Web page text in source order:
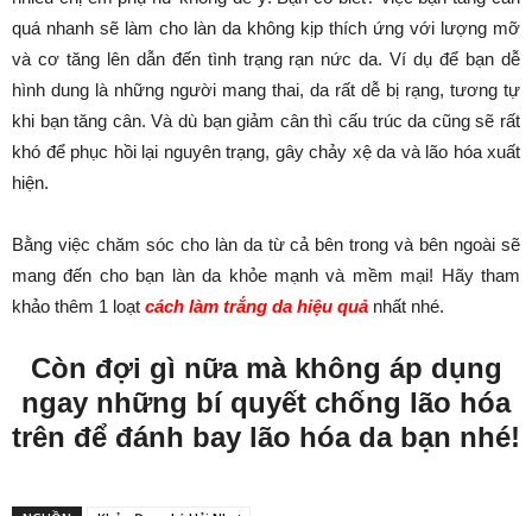
quá nhanh sẽ làm cho làn da không kịp thích ứng với lượng mỡ
và cơ tăng lên dẫn đến tình trạng rạn nức da. Ví dụ để bạn dễ
hình dung là những người mang thai, da rất dễ bị rạng, tương tự
khi bạn tăng cân. Và dù bạn giảm cân thì cấu trúc da cũng sẽ rất
khó để phục hồi lại nguyên trạng, gây chảy xệ da và lão hóa xuất
hiện.
Bằng việc chăm sóc cho làn da từ cả bên trong và bên ngoài sẽ
mang đến cho bạn làn da khỏe mạnh và mềm mại! Hãy tham
khảo thêm 1 loạt cách làm trắng da hiệu quả nhất nhé.
Còn đợi gì nữa mà không áp dụng
ngay những bí quyết chống lão hóa
trên để đánh bay lão hóa da bạn nhé!